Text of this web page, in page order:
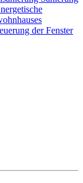
der Fenster